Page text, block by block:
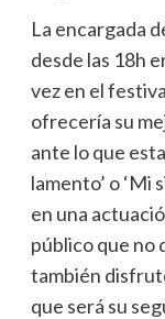
La encargada
desde las 18h
vez en el
ofrecería su
ante lo que
lamento’ o ‘Mi
en una
público que no
también
que será su